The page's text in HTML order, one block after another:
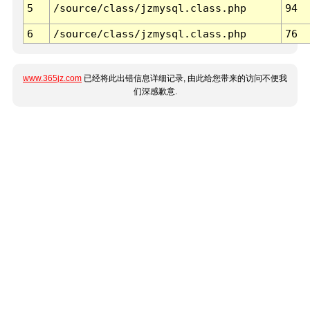
5 /source/class/jzmysql.class.php 94
6 /source/class/jzmysql.class.php 76
www.365jz.com 已经将此出错信息详细记录, 由此给您带来的访问不便我
们深感歉意.